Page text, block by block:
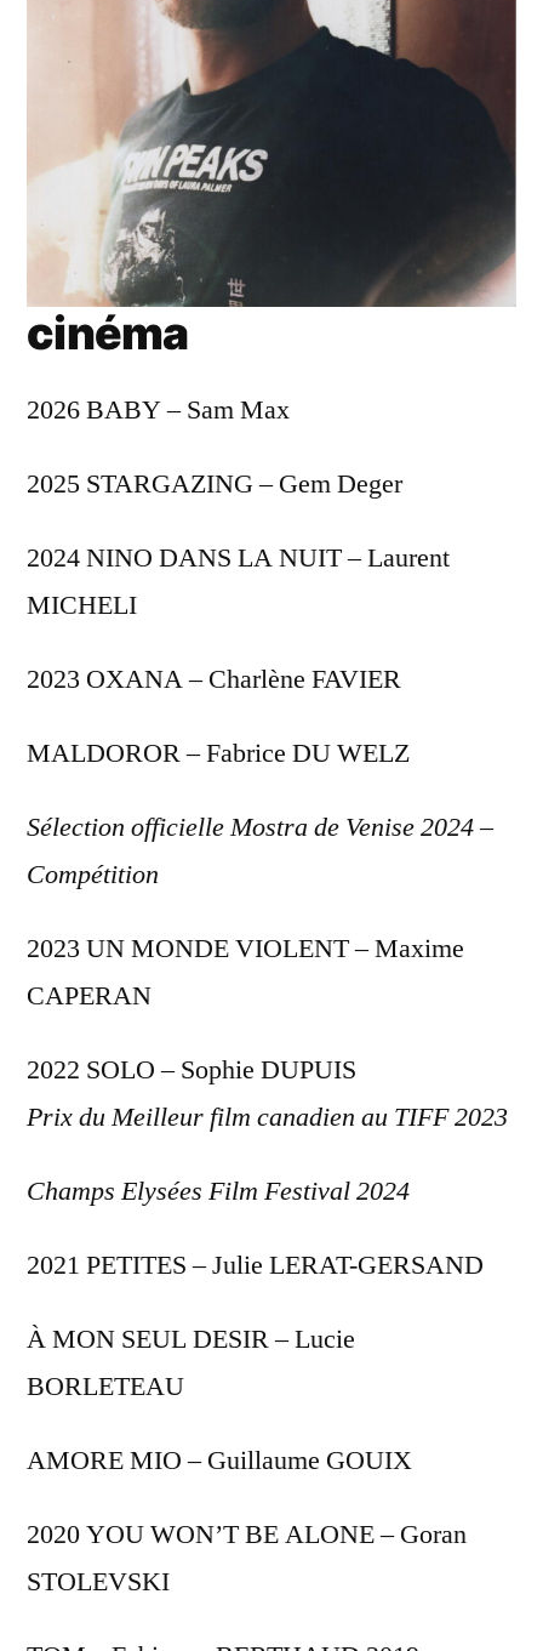
cinéma
2026 BABY – Sam Max
2025 STARGAZING – Gem Deger
2024 NINO DANS LA NUIT – Laurent
MICHELI
2023 OXANA – Charlène FAVIER
MALDOROR – Fabrice DU WELZ
Sélection officielle Mostra de Venise 2024–
Compétition
2023 UN MONDE VIOLENT – Maxime
CAPERAN
2022 SOLO – Sophie DUPUIS
Prix du Meilleur film canadien au TIFF 2023
Champs Elysées Film Festival 2024
2021 PETITES – Julie LERAT-GERSAND
À MON SEUL DESIR – Lucie
BORLETEAU
AMORE MIO – Guillaume GOUIX
2020 YOU WON’T BE ALONE – Goran
STOLEVSKI